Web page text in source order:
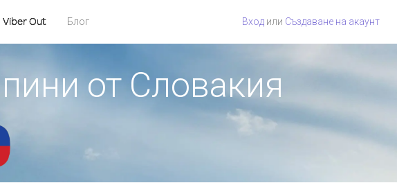
Viber Out Блог Вход или Създаване на акаунт
от Словакия